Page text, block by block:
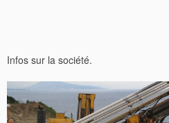
Infos sur la société.